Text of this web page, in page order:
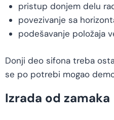
pristup donjem delu
povezivanje sa
podešavanje položaja
Donji deo sifona treba
se po potrebi mogao
Izrada od zamaka